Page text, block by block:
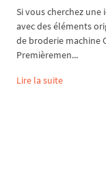
Si vous cherchez
avec des éléments
de broderie machine
Premièremen...
Lire la suite